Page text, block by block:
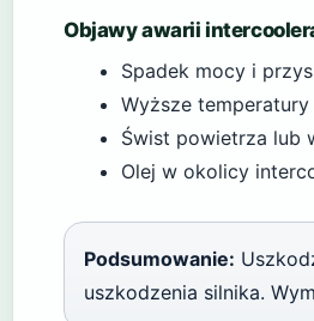
Objawy awarii
Spadek mocy i
Wyższe
Świst powietrza lub
Olej w okolicy
Podsumowanie:
uszkodzenia silnika.